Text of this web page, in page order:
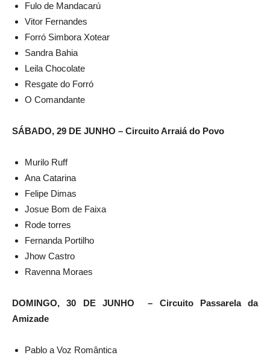
Fulo de Mandacarú
Vitor Fernandes
Forró Simbora Xotear
Sandra Bahia
Leila Chocolate
Resgate do Forró
O Comandante
SÁBADO, 29 DE JUNHO – Circuito Arraiá do Povo
Murilo Ruff
Ana Catarina
Felipe Dimas
Josue Bom de Faixa
Rode torres
Fernanda Portilho
Jhow Castro
Ravenna Moraes
DOMINGO, 30 DE JUNHO – Circuito Passarela da
Amizade
Pablo a Voz Romântica